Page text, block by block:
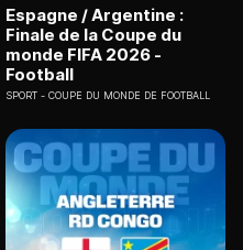
Espagne / Argentine :
Finale de la Coupe du
monde FIFA 2026 -
Football
SPORT COUPE DU MONDE DE FOOTBALL